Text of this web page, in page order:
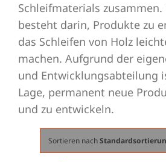
Schleifmaterials zusammen.
besteht darin, Produkte zu
das Schleifen von Holz
machen. Aufgrund der
und Entwicklungsabteilung
Lage, permanent neue
und zu entwickeln.
Sortieren nach